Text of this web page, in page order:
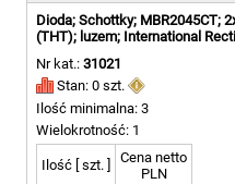
Dioda; Schottky; MBR2045CT;
(THT); luzem; International
Nr kat.: 31021
Stan: 0 szt.
Ilość minimalna: 3
Wielokrotność: 1
Ilość [ szt. ]
Cena netto
PLN